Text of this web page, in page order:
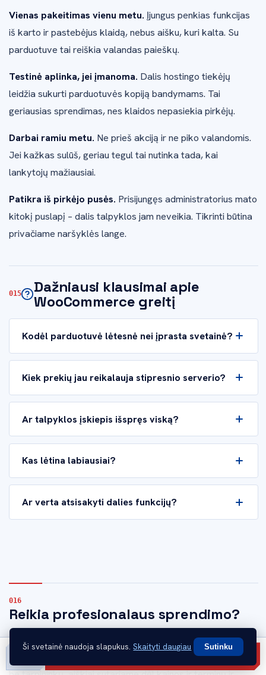
Vienas pakeitimas vienu metu. Įjungus penkias funkcijas
iš karto ir pastebėjus klaidą, nebus aišku, kuri kalta. Su
parduotuve tai reiškia valandas paieškų.
Testinė aplinka, jei įmanoma. Dalis hostingo tiekėjų
leidžia sukurti parduotuvės kopiją bandymams. Tai
geriausias sprendimas, nes klaidos nepasiekia pirkėjų.
Darbai ramiu metu. Ne prieš akciją ir ne piko valandomis.
Jei kažkas sulūš, geriau tegul tai nutinka tada, kai
lankytojų mažiausiai.
Patikra iš pirkėjo pusės. Prisijungęs administratorius mato
kitokį puslapį – dalis talpyklos jam neveikia. Tikrinti būtina
privačiame naršyklės lange.
Dažniausi klausimai apie
WooCommerce greitį
Kodėl parduotuvė lėtesnė nei įprasta svetainė?
Kiek prekių jau reikalauja stipresnio serverio?
Ar talpyklos įskiepis išspręs viską?
Kas lėtina labiausiai?
Ar verta atsisakyti dalies funkcijų?
Reikia profesionalaus sprendimo?
Jei planuojate elektroninę parduotuvę arba norite, kad
esama parduotuvė parduotų daugiau, susisiekite. Dirbame
Ši svetainė naudoja slapukus.Skaityti daugiau Sutinku
Skambinti